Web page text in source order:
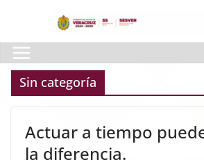
content
Sin categoría
Actuar a tiempo
la diferencia.